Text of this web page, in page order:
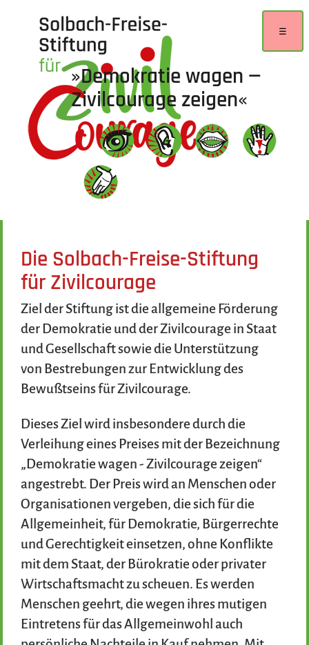
»Demokratie wagen —
Zivilcourage zeigen«
☰
Die Solbach-Freise-Stiftung
für Zivilcourage
Ziel der Stiftung ist die allgemeine Förderung
der Demokratie und der Zivilcourage in Staat
und Gesellschaft sowie die Unterstützung
von Bestrebungen zur Entwicklung des
Bewußtseins für Zivilcourage.
Dieses Ziel wird insbesondere durch die
Verleihung eines Preises mit der Bezeichnung
„Demokratie wagen - Zivilcourage zeigen“
angestrebt. Der Preis wird an Menschen oder
Organisationen vergeben, die sich für die
Allgemeinheit, für Demokratie, Bürgerrechte
und Gerechtigkeit einsetzen, ohne Konflikte
mit dem Staat, der Bürokratie oder privater
Wirtschaftsmacht zu scheuen. Es werden
Menschen geehrt, die wegen ihres mutigen
Eintretens für das Allgemeinwohl auch